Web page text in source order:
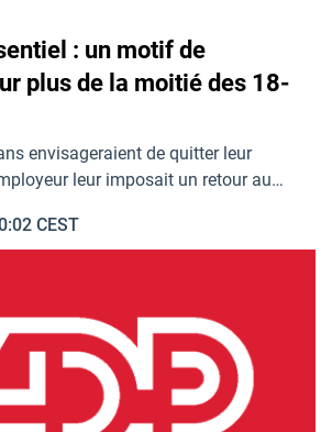
: un motif de
plus de la moitié des 18-
envisageraient de quitter leur
leur imposait un retour au…
CEST